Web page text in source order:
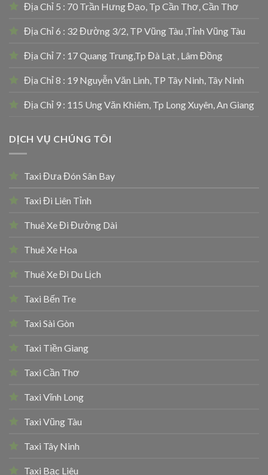
Địa Chỉ 5 : 70 Trần Hưng Đạo, Tp Cần Thơ, Cần Thơ
Địa Chỉ 6 : 32 Đường 3/2, TP Vũng Tàu ,Tỉnh Vũng Tàu
Địa Chỉ 7 : 17 Quang Trung,Tp Đà Lạt , Lâm Đồng
Địa Chỉ 8 : 19 Nguyễn Văn Linh, TP Tây Ninh, Tây Ninh
Địa Chỉ 9 : 115 Ung Văn Khiêm, Tp Long Xuyên, An Giang
DỊCH VỤ CHÚNG TÔI
Taxi Đưa Đón Sân Bay
Taxi Đi Liên Tỉnh
Thuê Xe Đi Đường Dài
Thuê Xe Hoa
Thuê Xe Đi Du Lịch
Taxi Bến Tre
Taxi Sài Gòn
Taxi Tiền Giang
Taxi Cần Thơ
Taxi Vĩnh Long
Taxi Vũng Tàu
Taxi Tây Ninh
Taxi Bạc Liêu